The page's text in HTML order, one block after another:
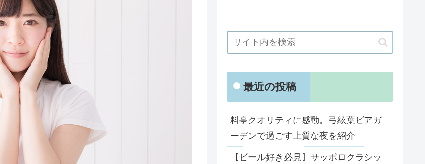
最近の投稿
料亭クオリティに感動。弓絃葉ビアガ
ーデンで過ごす上質な夜を紹介
【ビール好き必見】サッポロクラシッ